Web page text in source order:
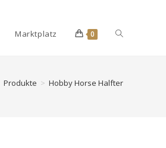
Marktplatz 0 Website-
Produkte > Hobby Horse Halfter